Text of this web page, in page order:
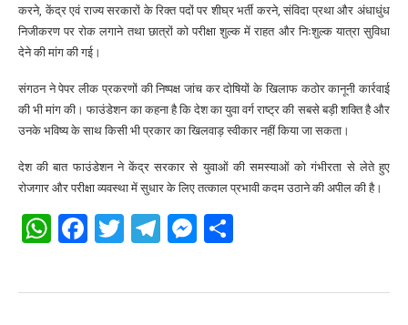
करने, केंद्र एवं राज्य सरकारों के रिक्त पदों पर शीघ्र भर्ती करने, संविदा प्रथा और अंधाधुंध
निजीकरण पर रोक लगाने तथा छात्रों को परीक्षा शुल्क में राहत और निःशुल्क यात्रा सुविधा
देने की मांग की गई।
संगठन ने पेपर लीक प्रकरणों की निष्पक्ष जांच कर दोषियों के खिलाफ कठोर कानूनी कार्रवाई
की भी मांग की। फाउंडेशन का कहना है कि देश का युवा वर्ग राष्ट्र की सबसे बड़ी शक्ति है और
उनके भविष्य के साथ किसी भी प्रकार का खिलवाड़ स्वीकार नहीं किया जा सकता।
देश की बात फाउंडेशन ने केंद्र सरकार से युवाओं की समस्याओं को गंभीरता से लेते हुए
रोजगार और परीक्षा व्यवस्था में सुधार के लिए तत्काल प्रभावी कदम उठाने की अपील की है।
WhatsApp
Facebook
Twitter
Telegram
Messenger